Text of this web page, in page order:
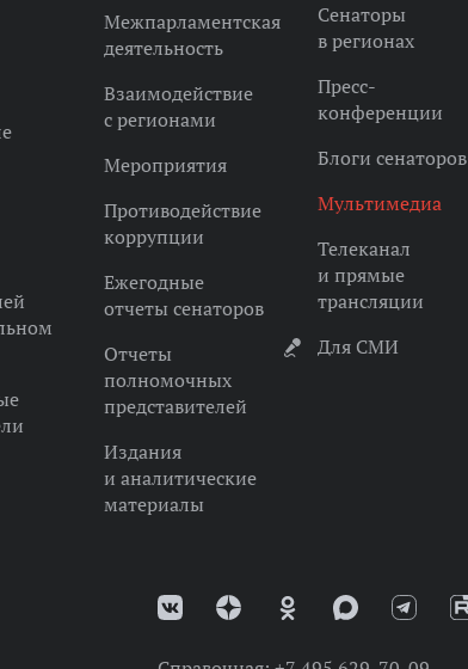
Межпарламентская
деятельность
Взаимодействие
с регионами
Мероприятия
Противодействие
коррупции
Ежегодные
отчеты сенаторов
Отчеты
полномочных
представителей
Издания
и аналитические
материалы
Сенаторы
в регионах
Пресс-
конференции
Блоги сенаторов
Мультимедиа
Телеканал
и прямые
трансляции
Для СМИ